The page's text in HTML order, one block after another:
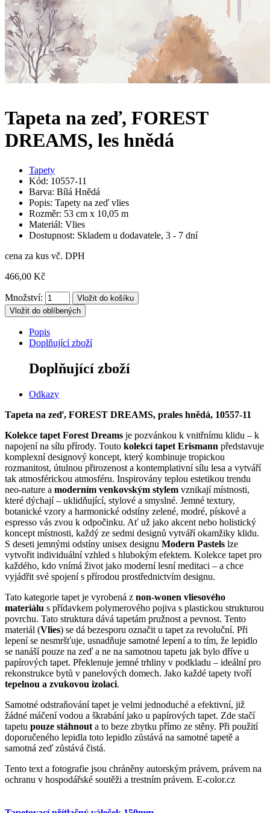
Tapeta na zeď, FOREST
DREAMS, les hnědá
Tapety
Kód: 10557-11
Barva: Bílá Hnědá
Popis: Tapety na zeď vlies
Rozměr: 53 cm x 10,05 m
Materiál: Vlies
Dostupnost: Skladem u dodavatele, 3 - 7 dní
cena za kus vč. DPH
466,00 Kč
Množství:
Vložit do oblíbených
Popis
Doplňující zboží
Doplňující zboží
Odkazy
Tapeta na zeď, FOREST DREAMS, prales hnědá, 10557-11
Kolekce tapet Forest Dreams je pozvánkou k vnitřnímu klidu – k
napojení na sílu přírody. Touto kolekcí tapet Erismann představuje
komplexní designový koncept, který kombinuje tropickou
rozmanitost, útulnou přirozenost a kontemplativní sílu lesa a vytváří
tak atmosférickou atmosféru. Inspirovány teplou estetikou trendu
neo-nature a moderním venkovským stylem vznikají místnosti,
které dýchají – uklidňující, stylové a smyslné. Jemné textury,
botanické vzory a harmonické odstíny zelené, modré, pískové a
espresso vás zvou k odpočinku. Ať už jako akcent nebo holistický
koncept místnosti, každý ze sedmi designů vytváří okamžiky klidu.
S deseti jemnými odstíny unisex designu Modern Pastels lze
vytvořit individuální vzhled s hlubokým efektem. Kolekce tapet pro
každého, kdo vnímá život jako moderní lesní meditaci – a chce
vyjádřit své spojení s přírodou prostřednictvím designu.
Tato kategorie tapet je vyrobená z non-wonen vliesového
materiálu s přídavkem polymerového pojiva s plastickou strukturou
povrchu. Tato struktura dává tapetám pružnost a pevnost. Tento
materiál (Vlies) se dá bezesporu označit u tapet za revoluční. Při
lepení se nesmršťuje, usnadňuje samotné lepení a to tím, že lepidlo
se nanáší pouze na zeď a ne na samotnou tapetu jak bylo dříve u
papírových tapet. Překlenuje jemné trhliny v podkladu – ideální pro
rekonstrukce bytů v panelových domech. Jako každé tapety tvoří
tepelnou a zvukovou izolaci.
Samotné odstraňování tapet je velmi jednoduché a efektivní, již
žádné máčení vodou a škrabání jako u papírových tapet. Zde stačí
tapetu pouze stáhnout a to beze zbytku přímo ze stěny. Při použití
doporučeného lepidla toto lepidlo zůstává na samotné tapetě a
samotná zeď zůstává čistá.
Tento text a fotografie jsou chráněny autorským právem, právem na
ochranu v hospodářské soutěži a trestním právem. E-color.cz